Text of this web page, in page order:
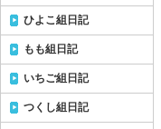
ひよこ組日記
もも組日記
いちご組日記
つくし組日記